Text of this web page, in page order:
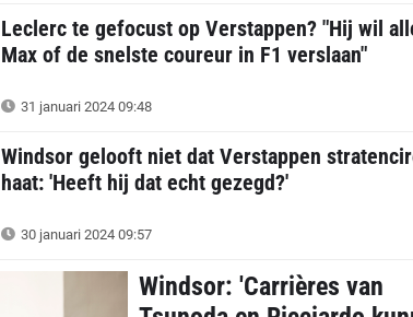
Leclerc te gefocust op Verstappen? "Hij wil
Max of de snelste coureur in F1 verslaan"
31 januari 2024 09:48
Windsor gelooft niet dat Verstappen
haat: 'Heeft hij dat echt gezegd?'
30 januari 2024 09:57
Windsor: 'Carrières van